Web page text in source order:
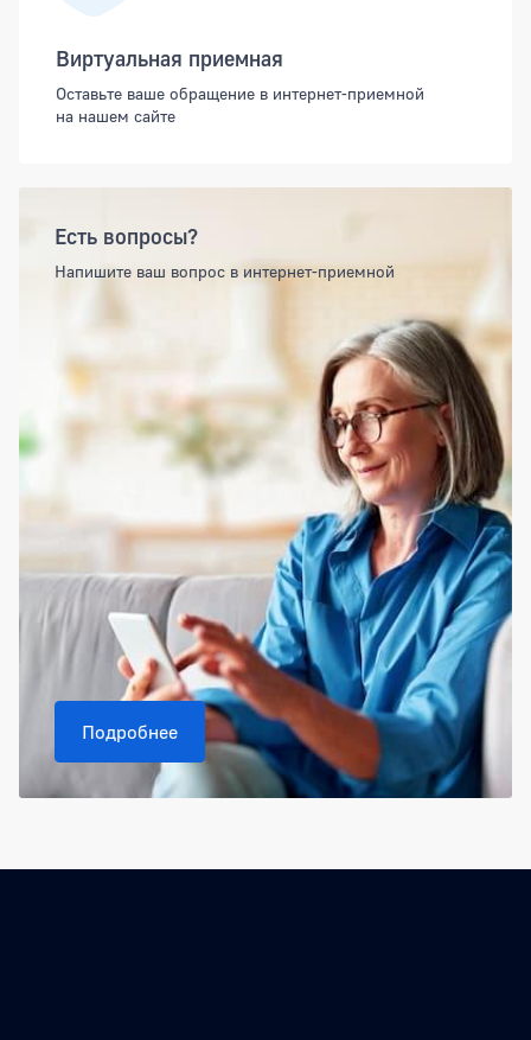
Виртуальная приемная
Оставьте ваше обращение в интернет-приемной
на нашем сайте
Есть вопросы?
Напишите ваш вопрос в интернет-приемной
Подробнее